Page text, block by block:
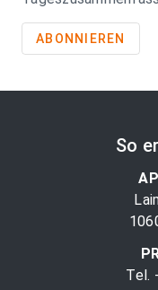
ABONNIEREN
So
Tel.